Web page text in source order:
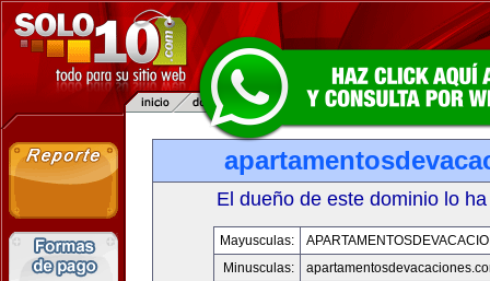
El dueño de este dominio lo
Mayusculas:
Minusculas: